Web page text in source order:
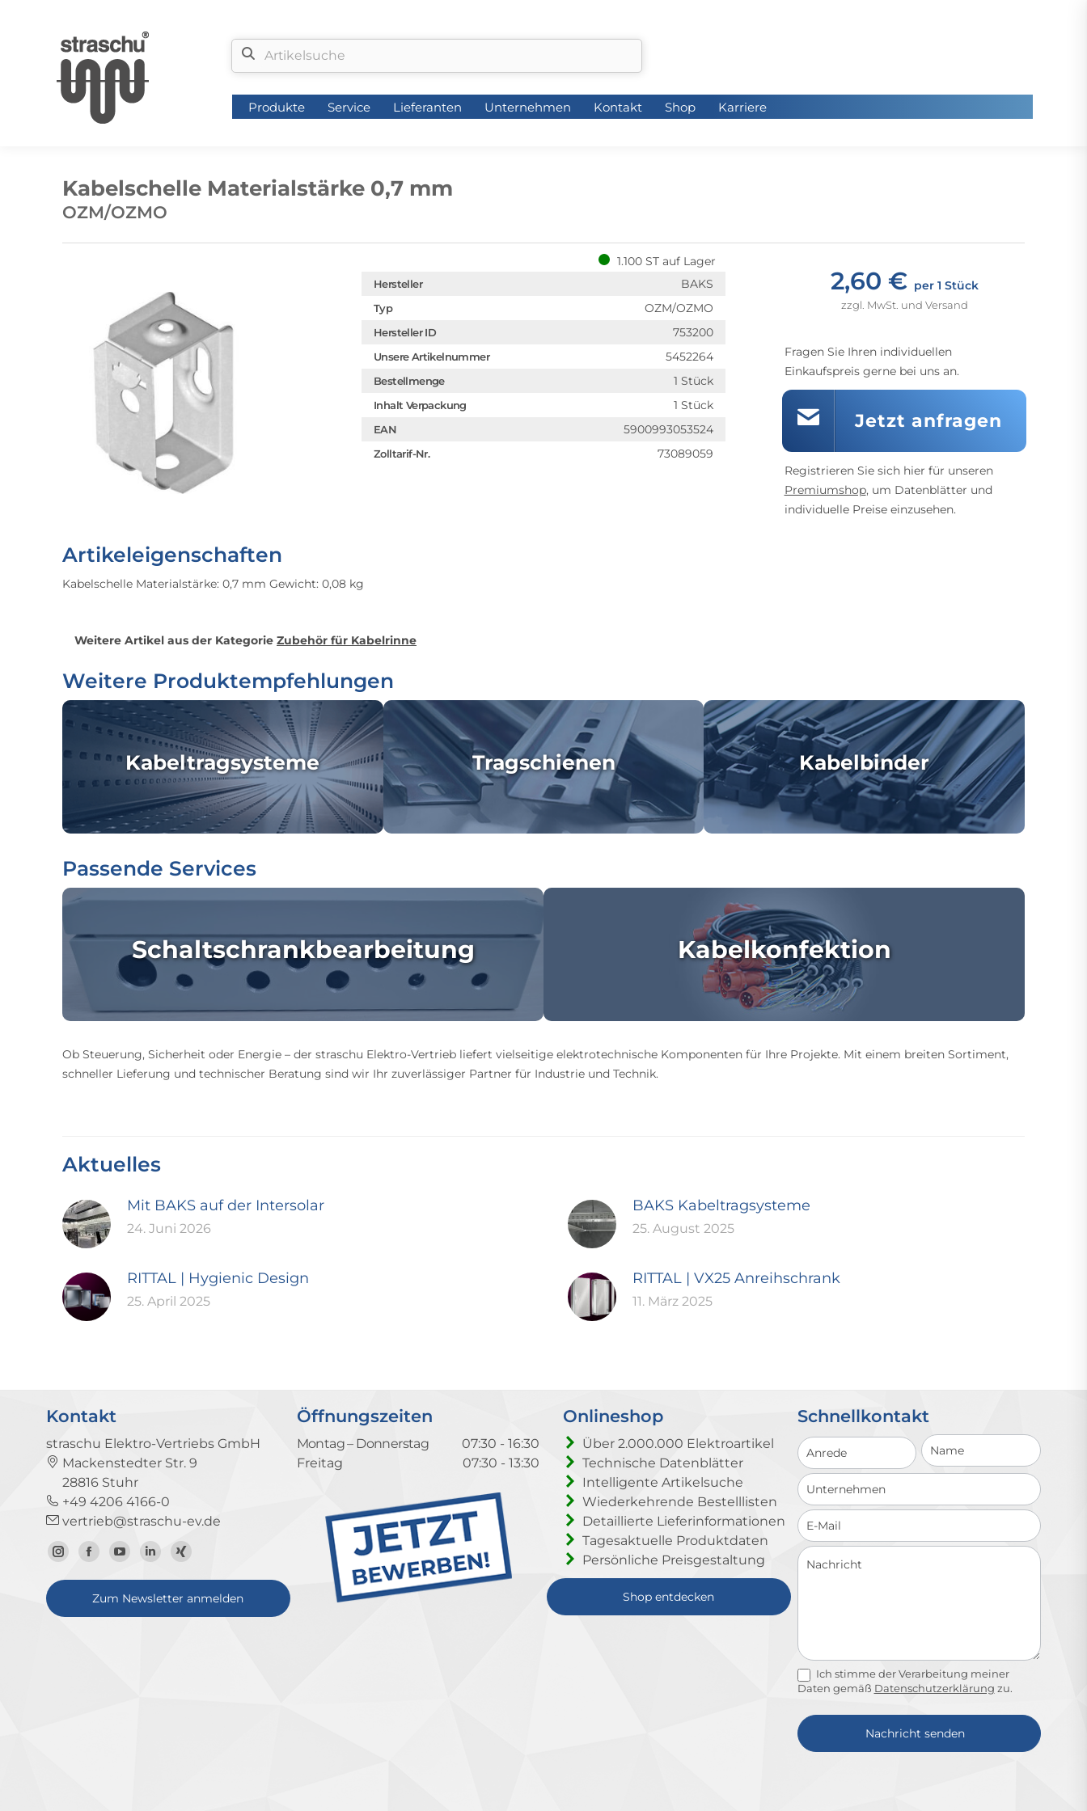
Produkte Service Lieferanten Unternehmen Kontakt Shop Karriere
Kabelschelle Materialstärke 0,7 mm
OZM/OZMO
1.100 ST auf Lager
Hersteller BAKS
Typ OZM/OZMO
Hersteller ID 753200
Unsere Artikelnummer 5452264
Bestellmenge 1 Stück
Inhalt Verpackung 1 Stück
EAN 5900993053524
Zolltarif-Nr. 73089059
2,60 € per 1 Stück
zzgl. MwSt. und Versand
Fragen Sie Ihren individuellen
Einkaufspreis gerne bei uns an.
Jetzt anfragen
Registrieren Sie sich hier für unseren
Premiumshop, um Datenblätter und
individuelle Preise einzusehen.
Artikeleigenschaften
Kabelschelle Materialstärke: 0,7 mm Gewicht: 0,08 kg
Weitere Artikel aus der Kategorie Zubehör für Kabelrinne
Weitere Produktempfehlungen
Kabeltragsysteme Tragschienen Kabelbinder
Passende Services
Schaltschrankbearbeitung Kabelkonfektion
Ob Steuerung, Sicherheit oder Energie – der straschu Elektro-Vertrieb liefert vielseitige elektrotechnische Komponenten für Ihre Projekte. Mit einem breiten Sortiment,
schneller Lieferung und technischer Beratung sind wir Ihr zuverlässiger Partner für Industrie und Technik.
Aktuelles
Mit BAKS auf der Intersolar
24. Juni 2026
BAKS Kabeltragsysteme
25. August 2025
RITTAL | Hygienic Design
25. April 2025
RITTAL | VX25 Anreihschrank
11. März 2025
Kontakt
straschu Elektro-Vertriebs GmbH
Mackenstedter Str. 9
28816 Stuhr
+49 4206 4166-0
vertrieb@straschu-ev.de
Zum
Instagram-
Zur
Facebook-
Seite
Zum
YouTube-
Kanal
Zum
LinkedIn-
Profil
Zum
Xing-
Profil
Zum Newsletter anmelden
Öffnungszeiten
Montag – Donnerstag
07:30 - 16:30
Freitag
07:30 - 13:30
Onlineshop
Über 2.000.000 Elektroartikel
Technische Datenblätter
Intelligente Artikelsuche
Wiederkehrende Bestelllisten
Detaillierte Lieferinformationen
Tagesaktuelle Produktdaten
Persönliche Preisgestaltung
Shop entdecken
Schnellkontakt
Schnellkontakt
Ich stimme der Verarbeitung meiner
Daten gemäß Datenschutzerklärung zu.
Nachricht senden
Produkte Service Lieferanten Unternehmen Kontakt